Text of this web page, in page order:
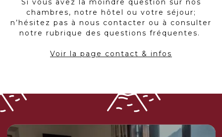
Si vous avez la moindre question sur nos
chambres, notre hôtel ou votre séjour;
n’hésitez pas à nous contacter ou à consulter
notre rubrique des questions fréquentes.
Voir la page contact & infos